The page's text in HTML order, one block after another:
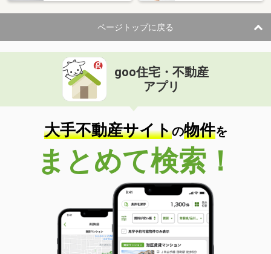
ページトップに戻る
goo住宅・不動産
アプリ
大手不動産サイトの物件を
まとめて検索！